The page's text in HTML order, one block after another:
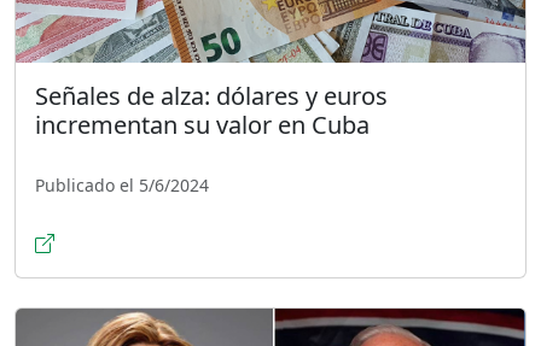
Señales de alza: dólares y euros
incrementan su valor en Cuba
Publicado el 5/6/2024